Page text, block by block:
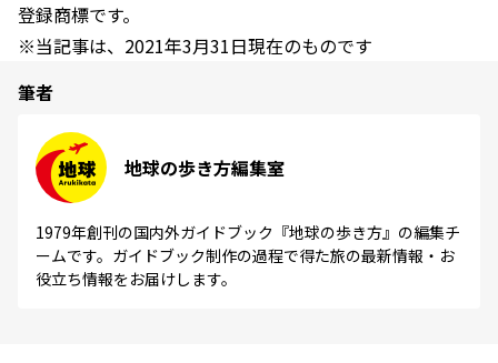
登録商標です。
※当記事は、2021年3月31日現在のものです
筆者
地球の歩き方編集室
1979年創刊の国内外ガイドブック『地球の歩き方』の編集チ
ームです。ガイドブック制作の過程で得た旅の最新情報・お
役立ち情報をお届けします。